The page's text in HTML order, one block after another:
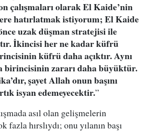
çalışmaları olarak El Kaide’nin
hatırlatmak istiyorum; El Kaide
uzak düşman stratejisi ile
İkincisi her ne kadar küfrü
küfrü daha açıktır. Aynı
birincisinin zararı daha büyüktür.
şayet Allah onun başını
isyan edemeyecektir.”
asıl olan gelişmelerin
fazla hırslıydı; onu yılanın başı